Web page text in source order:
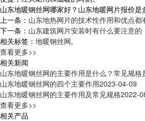
山东地暖钢丝网哪家好？山东地暖网片报价
上一条： 山东地热网片的技术性作用和优点都
下一条： 山东建筑网片安装时有什么要注意的
相关标签： 地暖钢丝网,
查看更多>>
相关新闻
山东地暖钢丝网的主要作用是什么？常见规格
山东地暖钢丝网的四个主要作用2023-04-09
山东地暖钢丝网的主要作用及常见规格2022-
查看更多>>
相关产品